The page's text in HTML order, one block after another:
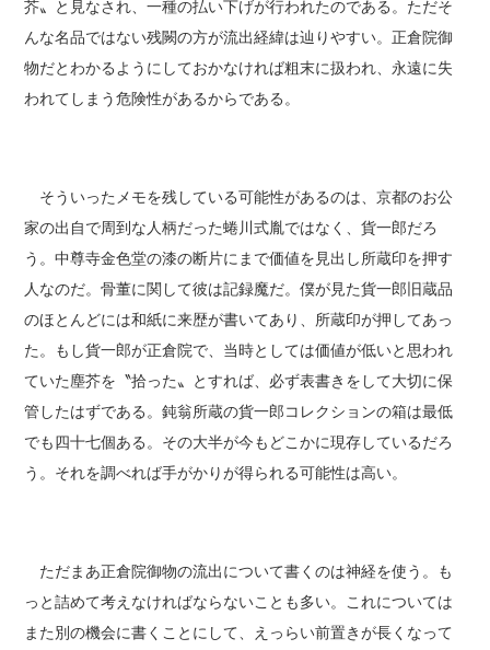
芥〟と見なされ、一種の払い下げが行われたのである。ただそ
んな名品ではない残闕の方が流出経緯は辿りやすい。正倉院御
物だとわかるようにしておかなければ粗末に扱われ、永遠に失
われてしまう危険性があるからである。
そういったメモを残している可能性があるのは、京都のお公
家の出自で周到な人柄だった蜷川式胤ではなく、貨一郎だろ
う。中尊寺金色堂の漆の断片にまで価値を見出し所蔵印を押す
人なのだ。骨董に関して彼は記録魔だ。僕が見た貨一郎旧蔵品
のほとんどには和紙に来歴が書いてあり、所蔵印が押してあっ
た。もし貨一郎が正倉院で、当時としては価値が低いと思われ
ていた塵芥を〝拾った〟とすれば、必ず表書きをして大切に保
管したはずである。鈍翁所蔵の貨一郎コレクションの箱は最低
でも四十七個ある。その大半が今もどこかに現存しているだろ
う。それを調べれば手がかりが得られる可能性は高い。
ただまあ正倉院御物の流出について書くのは神経を使う。も
っと詰めて考えなければならないことも多い。これについては
また別の機会に書くことにして、えっらい前置きが長くなって